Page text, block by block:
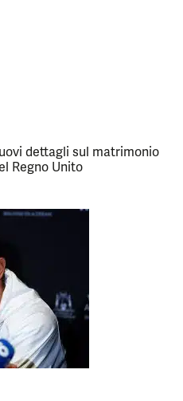
dettagli sul matrimonio
Regno Unito